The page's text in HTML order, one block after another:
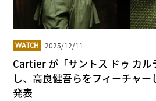
WATCH 2025/12/11
Cartier が「サントス ドゥ カル
し、高良健吾らをフィーチャー
発表